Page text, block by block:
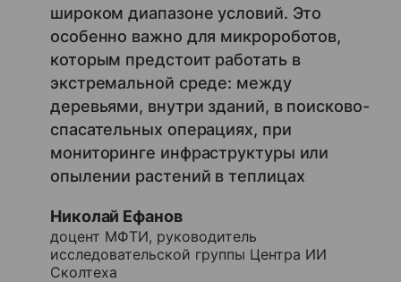
широком диапазоне условий. Это
особенно важно для микророботов,
которым предстоит работать в
экстремальной среде: между
деревьями, внутри зданий, в поисково-
спасательных операциях, при
мониторинге инфраструктуры или
опылении растений в теплицах
Николай Ефанов
доцент МФТИ, руководитель
исследовательской группы Центра ИИ
Сколтеха